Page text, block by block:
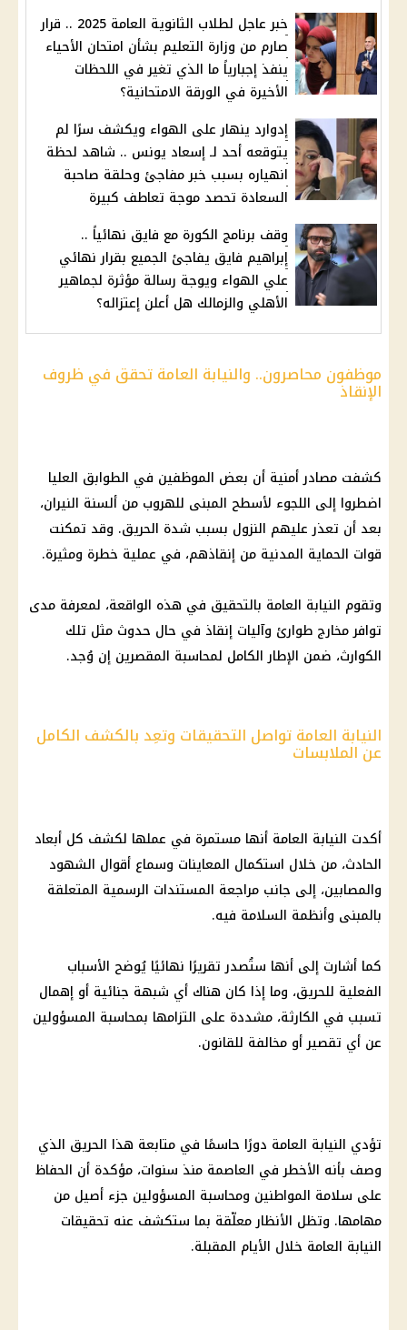
خبر عاجل لطلاب الثانوية العامة 2025 .. قرار
صارم من وزارة التعليم بشأن امتحان الأحياء
ينفذ إجبارياً ما الذي تغير في اللحظات
الأخيرة في الورقة الامتحانية؟
إدوارد ينهار على الهواء ويكشف سرًا لم
يتوقعه أحد لـ إسعاد يونس .. شاهد لحظة
انهياره بسبب خبر مفاجئ وحلقة صاحبة
السعادة تحصد موجة تعاطف كبيرة
وقف برنامج الكورة مع فايق نهائياً ..
إبراهيم فايق يفاجئ الجميع بقرار نهائي
علي الهواء ويوجة رسالة مؤثرة لجماهير
الأهلي والزمالك هل أعلن إعتزاله؟
موظفون محاصرون.. والنيابة العامة تحقق في ظروف
الإنقاذ
كشفت مصادر أمنية أن بعض الموظفين في الطوابق العليا
اضطروا إلى اللجوء لأسطح المبنى للهروب من ألسنة النيران،
بعد أن تعذر عليهم النزول بسبب شدة الحريق. وقد تمكنت
قوات الحماية المدنية من إنقاذهم، في عملية خطرة ومثيرة.
وتقوم النيابة العامة بالتحقيق في هذه الواقعة، لمعرفة مدى
توافر مخارج طوارئ وآليات إنقاذ في حال حدوث مثل تلك
الكوارث، ضمن الإطار الكامل لمحاسبة المقصرين إن وُجد.
النيابة العامة تواصل التحقيقات وتعِد بالكشف الكامل
عن الملابسات
أكدت النيابة العامة أنها مستمرة في عملها لكشف كل أبعاد
الحادث، من خلال استكمال المعاينات وسماع أقوال الشهود
والمصابين، إلى جانب مراجعة المستندات الرسمية المتعلقة
بالمبنى وأنظمة السلامة فيه.
كما أشارت إلى أنها ستُصدر تقريرًا نهائيًا يُوضح الأسباب
الفعلية للحريق، وما إذا كان هناك أي شبهة جنائية أو إهمال
تسبب في الكارثة، مشددة على التزامها بمحاسبة المسؤولين
عن أي تقصير أو مخالفة للقانون.
تؤدي النيابة العامة دورًا حاسمًا في متابعة هذا الحريق الذي
وصف بأنه الأخطر في العاصمة منذ سنوات، مؤكدة أن الحفاظ
على سلامة المواطنين ومحاسبة المسؤولين جزء أصيل من
مهامها. وتظل الأنظار معلّقة بما ستكشف عنه تحقيقات
النيابة العامة خلال الأيام المقبلة.